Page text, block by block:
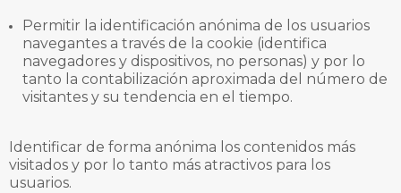
Permitir la identificación anónima de los usuarios
navegantes a través de la cookie (identifica
navegadores y dispositivos, no personas) y por lo
tanto la contabilización aproximada del número de
visitantes y su tendencia en el tiempo.
Identificar de forma anónima los contenidos más
visitados y por lo tanto más atractivos para los
usuarios.